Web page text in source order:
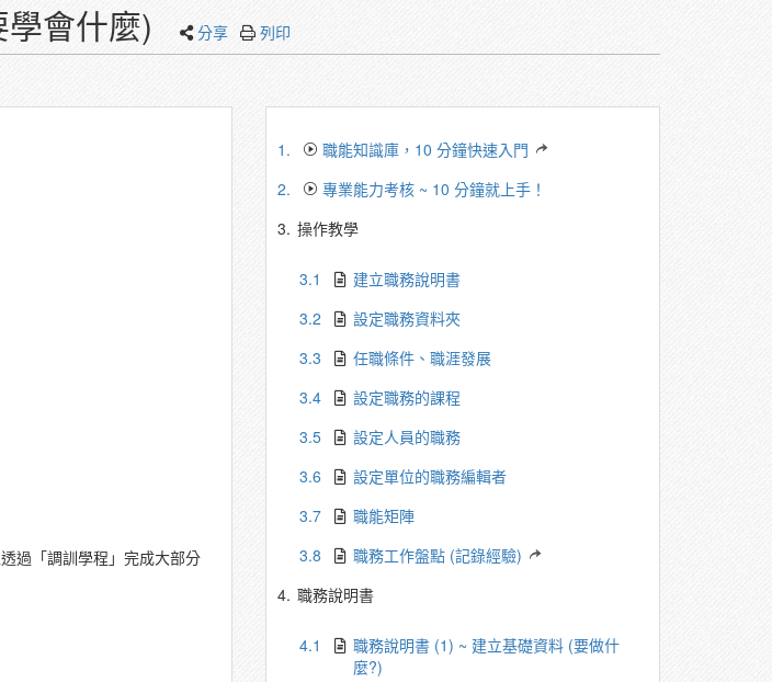
會什麼) 分享 列印
過「調訓學程」完成大部分
1.
職能知識庫，10 分鐘快速入門
2.
專業能力考核 ~ 10 分鐘就上手！
3. 操作教學
3.1
建立職務說明書
3.2
設定職務資料夾
3.3
任職條件、職涯發展
3.4
設定職務的課程
3.5
設定人員的職務
3.6
設定單位的職務編輯者
3.7
職能矩陣
3.8
職務工作盤點 (記錄經驗)
4. 職務說明書
4.1
職務說明書 (1) ~ 建立基礎資料 (要做什
麼?)